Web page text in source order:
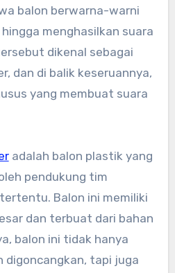
balon berwarna-warni
menghasilkan suara
dikenal sebagai
dan di balik keseruannya,
yang membuat suara
adalah balon plastik yang
pendukung tim
Balon ini memiliki
dan terbuat dari bahan
balon ini tidak hanya
digoncangkan, tapi juga